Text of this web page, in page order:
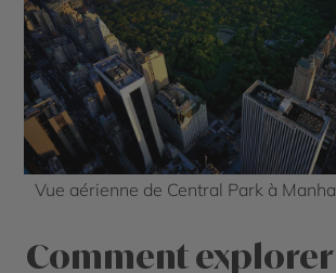
Vue aérienne de Central Park à
Comment